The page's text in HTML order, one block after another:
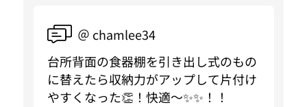
＠ chamlee34
台所背面の食器棚を引き出し式のもの
に替えたら収納力がアップして片付け
やすくなった👏！快適〜✨✨！！